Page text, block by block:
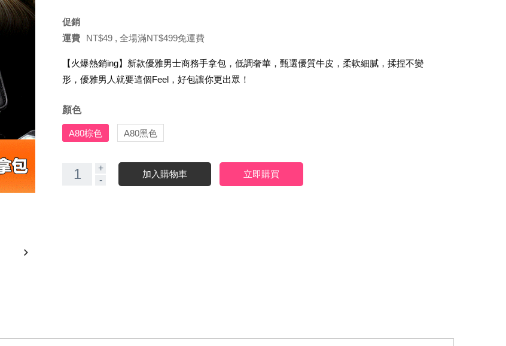
促銷
運費
NT$49 , 全場滿NT$499免運費
【火爆熱銷ing】新款優雅男士商務手拿包，低調奢華，甄選優質牛皮，柔軟細膩，揉捏不變
形，優雅男人就要這個Feel，好包讓你更出眾！
顏色
A80棕色 A80黑色
+
-
加入購物車 立即購買